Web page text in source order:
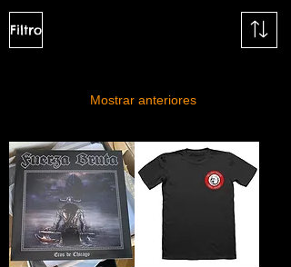
Filtro
Mostrar anteriores